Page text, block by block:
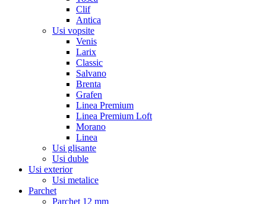
Clif
Antica
Usi vopsite
Venis
Larix
Classic
Salvano
Brenta
Grafen
Linea Premium
Linea Premium Loft
Morano
Linea
Usi glisante
Usi duble
Usi exterior
Usi metalice
Parchet
Parchet 12 mm